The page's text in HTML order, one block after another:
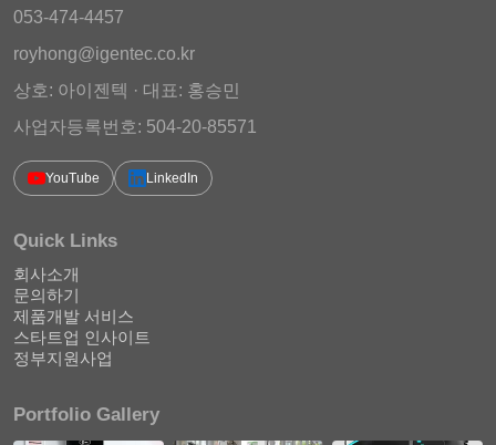
053-474-4457
royhong@igentec.co.kr
상호: 아이젠텍 · 대표: 홍승민
사업자등록번호: 504-20-85571
YouTube LinkedIn
Quick Links
회사소개
문의하기
제품개발 서비스
스타트업 인사이트
정부지원사업
Portfolio Gallery